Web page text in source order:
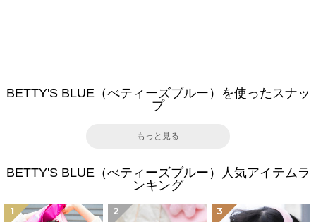
BETTY'S BLUE（べティーズブルー）を使ったスナッ
プ
もっと見る
BETTY'S BLUE（べティーズブルー）人気アイテムラ
ンキング
1 2 3